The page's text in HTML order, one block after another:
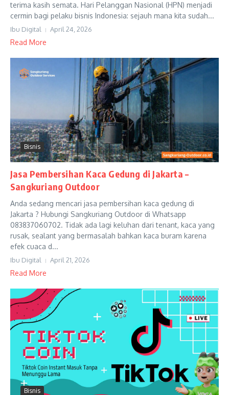
terima kasih semata. Hari Pelanggan Nasional (HPN) menjadi
cermin bagi pelaku bisnis Indonesia: sejauh mana kita sudah...
Ibu Digital April 24, 2026
Read More
Bisnis
Jasa Pembersihan Kaca Gedung di Jakarta –
Sangkuriang Outdoor
Anda sedang mencari jasa pembersihan kaca gedung di
Jakarta ? Hubungi Sangkuriang Outdoor di Whatsapp
083837060702. Tidak ada lagi keluhan dari tenant, kaca yang
rusak, sealant yang bermasalah bahkan kaca buram karena
efek cuaca d...
Ibu Digital April 21, 2026
Read More
Bisnis